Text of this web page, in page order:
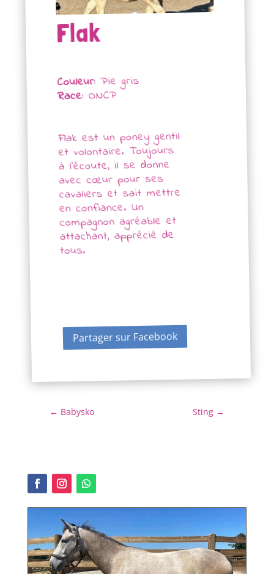
Flak
Couleur: Pie gris
Race: ONCP
Flak est un poney gentil
et volontaire. Toujours
à l’écoute, il se donne
avec cœur pour ses
cavaliers et sait mettre
en confiance. Un
compagnon agréable et
attachant, apprécié de
tous.
Partager sur Facebook
← Babysko Sting →